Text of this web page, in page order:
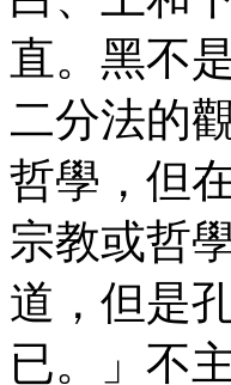
直。黑不
二分法的
哲學，但
宗教或哲
道，但是
已。」不